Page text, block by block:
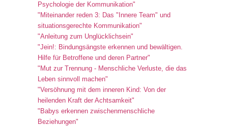
Psychologie der Kommunikation"
"Miteinander reden 3: Das "Innere Team" und
situationsgerechte Kommunikation"
"Anleitung zum Unglücklichsein"
"Jein!: Bindungsängste erkennen und bewältigen.
Hilfe für Betroffene und deren Partner"
"Mut zur Trennung - Menschliche Verluste, die das
Leben sinnvoll machen"
"Versöhnung mit dem inneren Kind: Von der
heilenden Kraft der Achtsamkeit"
"Babys erkennen zwischenmenschliche
Beziehungen"